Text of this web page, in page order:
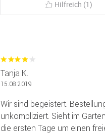
Hilfreich (1)
Tanja K.
15.08.2019
Wir sind begeistert.
unkompliziert. Sieht im
die ersten Tage um einen